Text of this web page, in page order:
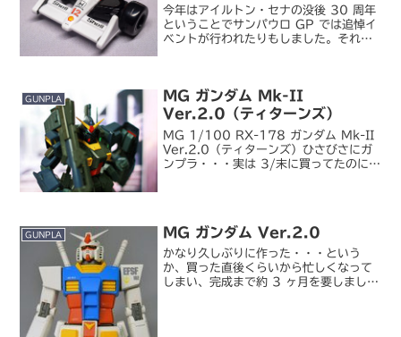
今年はアイルトン・セナの没後 30 周年
ということでサンパウロ GP では追悼イ
ベントが行われたりもしました。それに
た。トミカプ...
GUNPLA
MG ガンダム Mk-II
Ver.2.0（ティターンズ）
MG 1/100 RX-178 ガンダム Mk-II
Ver.2.0（ティターンズ）ひさびさにガ
ンプラ・・・実は 3/末に買ってたのに
GUNPLA MG ガンダム Ver.2.0
かなり久しぶりに作った・・・という
か、買った直後くらいから忙しくなって
しまい、完成まで約 3 ヶ月を要しました